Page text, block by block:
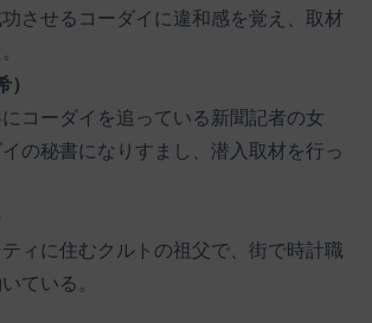
させるコーダイに違和感を覚え、取材
）
コーダイを追っている新聞記者の女
の秘書になりすまし、潜入取材を行っ
ィに住むクルトの祖父で、街で時計職
ている。